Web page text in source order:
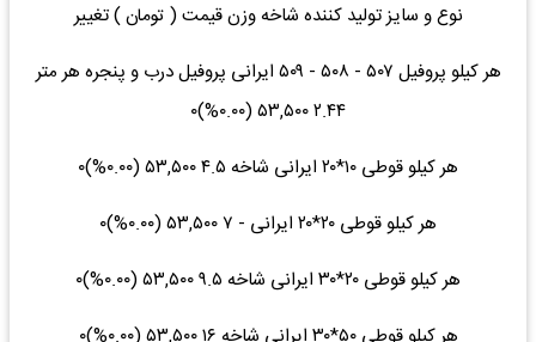
نوع و سایز تولید کننده شاخه وزن قیمت ( تومان ) تغییر
هر کیلو پروفیل ۵۰۷ - ۵۰۸ - ۵۰۹ ایرانی پروفیل درب و پنجره هر متر
۲.۴۴ ۵۳,۵۰۰ (۰.۰۰%)۰
هر کیلو قوطی ۱۰*۲۰ ایرانی شاخه ۴.۵ ۵۳,۵۰۰ (۰.۰۰%)۰
هر کیلو قوطی ۲۰*۲۰ ایرانی - ۷ ۵۳,۵۰۰ (۰.۰۰%)۰
هر کیلو قوطی ۲۰*۳۰ ایرانی شاخه ۹.۵ ۵۳,۵۰۰ (۰.۰۰%)۰